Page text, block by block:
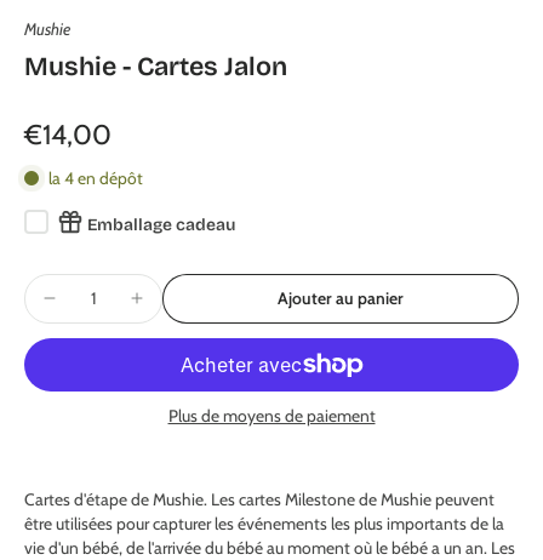
Mushie
Mushie - Cartes Jalon
€14,00
la 4 en dépôt
Emballage cadeau
Ajouter au panier
Plus de moyens de paiement
Cartes d'étape de Mushie. Les cartes Milestone de Mushie peuvent
être utilisées pour capturer les événements les plus importants de la
vie d'un bébé, de l'arrivée du bébé au moment où le bébé a un an. Les